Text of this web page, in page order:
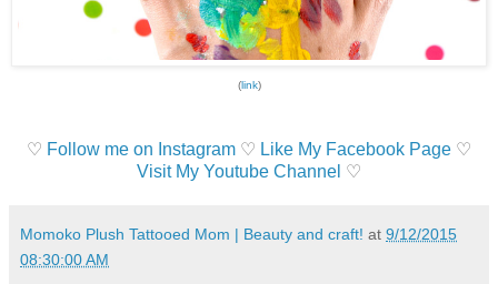
(link)
♡ Follow me on Instagram ♡ Like My Facebook Page ♡
Visit My Youtube Channel ♡
Momoko Plush Tattooed Mom | Beauty and craft! at 9/12/2015
08:30:00 AM